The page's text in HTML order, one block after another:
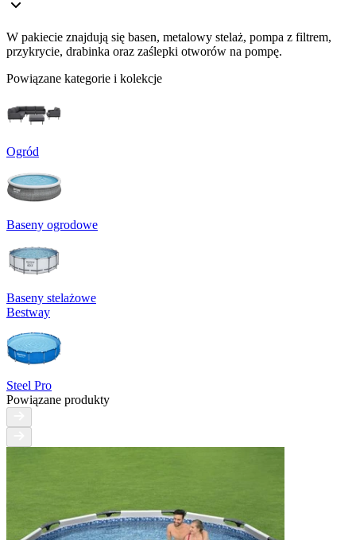
W pakiecie znajdują się basen, metalowy stelaż, pompa z filtrem,
przykrycie, drabinka oraz zaślepki otworów na pompę.
Powiązane kategorie i kolekcje
Ogród
Baseny ogrodowe
Baseny stelażowe
Bestway
Steel Pro
Powiązane produkty